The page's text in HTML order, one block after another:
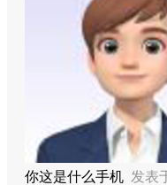
你这是什么手机 发表